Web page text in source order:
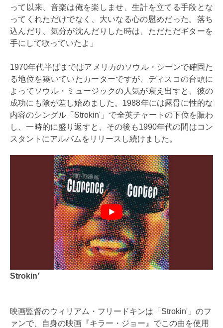
って以来、音楽は俺を楽しませ、生計を立てる手段とな
ってくれただけでなく、大いなる心の慰めだった。落ち
込んだり、気分が沈んだりした時は、ただただギターを
手にして歌っていたよ」
1970年代半ばまではアメリカのソウル・シーンで確固た
る地位を築いていたカーターですが、ディスコの台頭に
よってソウル・ミュージックの人気が衰え出すと、彼の
成功にも陰が差し始めました。1988年には露骨に性的な
内容のシングル「Strokin'」で全英チャートの下位を賑わ
し、一時的に盛り返すと、その後も1990年代の間はコン
スタントにアルバムをリリースし続けました。
Strokin'
映画監督のウィリアム・フリードキンは「Strokin'」のフ
ァンで、自身の映画『キラー・ジョー』でこの曲を使用